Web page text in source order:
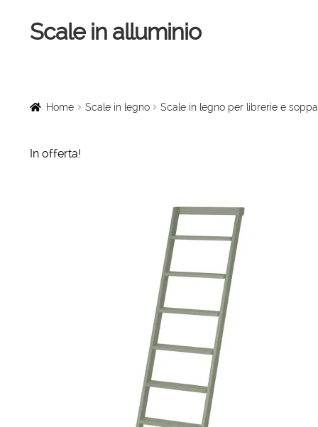
Vai
alla
Vai
al
Scale in alluminio
Scale a chiocciola
Parapetti Ringhiere Balaustre in acciaio e alluminio
Home Scale in legno Scale in legno per librerie e
In offerta!